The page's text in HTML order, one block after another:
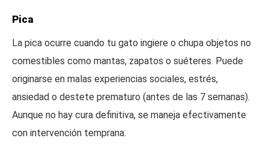
Pica
La pica ocurre cuando tu gato ingiere o chupa objetos no
comestibles como mantas, zapatos o suéteres. Puede
originarse en malas experiencias sociales, estrés,
ansiedad o destete prematuro (antes de las 7 semanas).
Aunque no hay cura definitiva, se maneja efectivamente
con intervención temprana.